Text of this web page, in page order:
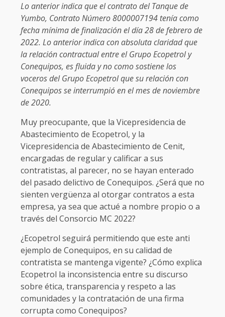
Lo anterior indica que el contrato del Tanque de
Yumbo, Contrato Número 8000007194 tenía como
fecha mínima de finalización el día 28 de febrero de
2022. Lo anterior indica con absoluta claridad que
la relación contractual entre el Grupo Ecopetrol y
Conequipos, es fluida y no como sostiene los
voceros del Grupo Ecopetrol que su relación con
Conequipos se interrumpió en el mes de noviembre
de 2020.
Muy preocupante, que la Vicepresidencia de
Abastecimiento de Ecopetrol, y la
Vicepresidencia de Abastecimiento de Cenit,
encargadas de regular y calificar a sus
contratistas, al parecer, no se hayan enterado
del pasado delictivo de Conequipos. ¿Será que no
sienten vergüenza al otorgar contratos a esta
empresa, ya sea que actué a nombre propio o a
través del Consorcio MC 2022?
¿Ecopetrol seguirá permitiendo que este anti
ejemplo de Conequipos, en su calidad de
contratista se mantenga vigente? ¿Cómo explica
Ecopetrol la inconsistencia entre su discurso
sobre ética, transparencia y respeto a las
comunidades y la contratación de una firma
corrupta como Conequipos?